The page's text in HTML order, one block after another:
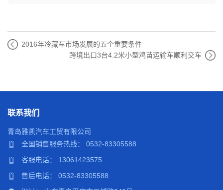
2016年冷藏车市场发展的五个重要条件
跨境出口3台4.2米小型鸡苗运输车顺利交车
联系我们
青岛雅凯汽车工贸有限公司
全国销售服务热线： 0532-83305588
客服电话： 13061423575
售后电话： 0532-83305588